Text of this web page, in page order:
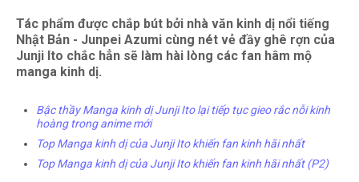
Tác phẩm được chắp bút bởi nhà văn kinh dị nổi tiếng
Nhật Bản - Junpei Azumi cùng nét vẻ đầy ghê rợn của
Junji Ito chắc hẳn sẽ làm hài lòng các fan hâm mộ
manga kinh dị.
Bậc thầy Manga kinh dị Junji Ito lại tiếp tục gieo rắc nỗi kinh
hoàng trong anime mới
Top Manga kinh dị của Junji Ito khiến fan kinh hãi nhất
Top Manga kinh dị của Junji Ito khiến fan kinh hãi nhất (P2)